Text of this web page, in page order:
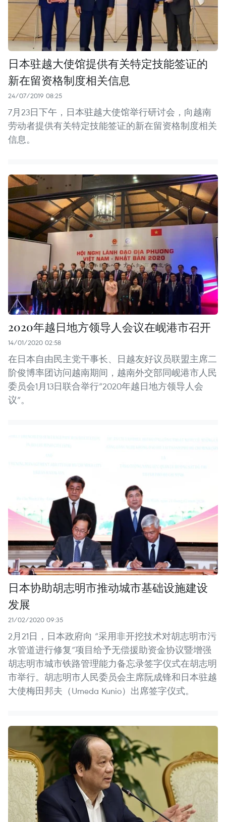
日本驻越大使馆提供有关特定技能签证的
新在留资格制度相关信息
24/07/2019 08:25
7月23日下午，日本驻越大使馆举行研讨会，向越南
劳动者提供有关特定技能签证的新在留资格制度相关
信息。
2020年越日地方领导人会议在岘港市召开
14/01/2020 02:58
在日本自由民主党干事长、日越友好议员联盟主席二
阶俊博率团访问越南期间，越南外交部同岘港市人民
委员会1月13日联合举行“2020年越日地方领导人会
议”。
日本协助胡志明市推动城市基础设施建设
发展
21/02/2020 09:35
2月21日，日本政府向 “采用非开挖技术对胡志明市污
水管道进行修复”项目给予无偿援助资金协议暨增强
胡志明市城市铁路管理能力备忘录签字仪式在胡志明
市举行。胡志明市人民委员会主席阮成锋和日本驻越
大使梅田邦夫（Umeda Kunio）出席签字仪式。